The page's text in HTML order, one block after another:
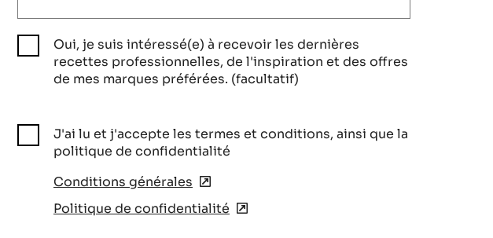
Oui, je suis intéressé(e) à recevoir les dernières
recettes professionnelles, de l'inspiration et des offres
de mes marques préférées. (facultatif)
J'ai lu et j'accepte les termes et conditions, ainsi que la
politique de confidentialité
Conditions générales (opens
in
a
Politique de confidentialité (opens